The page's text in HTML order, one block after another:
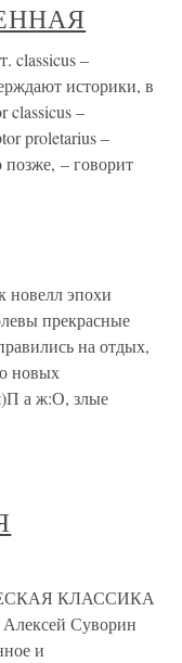
–
историки, в
classicus –
proletarius –
– говорит
эпохи
прекрасные
на отдых,
новых
а ж:О, злые
КЛАССИКА
Суворин
и